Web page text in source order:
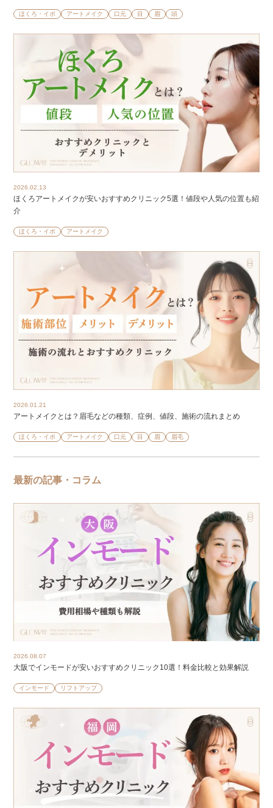
ほくろ・イボ アートメイク 口元 目 眉 頭
2026.02.13
ほくろアートメイクが安いおすすめクリニック5選！値段や人気の位置も紹
介
ほくろ・イボ アートメイク
2026.01.21
アートメイクとは？眉毛などの種類、症例、値段、施術の流れまとめ
ほくろ・イボ アートメイク 口元 目 眉 眉毛
最新の記事・コラム
2026.08.07
大阪でインモードが安いおすすめクリニック10選！料金比較と効果解説
インモード リフトアップ